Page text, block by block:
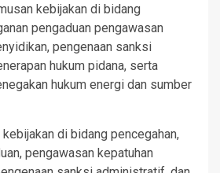
kebijakan di bidang
pengaduan pengawasan
pengenaan sanksi
hukum pidana, serta
hukum energi dan sumber
di bidang pencegahan,
pengawasan kepatuhan